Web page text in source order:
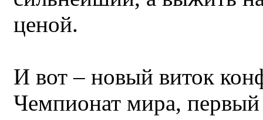
ценой.
И вот – новый виток
Чемпионат мира, первый